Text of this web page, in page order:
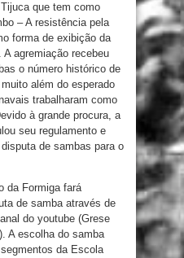
que tem como
– A resistência pela
forma de exibição da
agremiação recebeu
o número histórico de
além do esperado
trabalharam como
à grande procura, a
seu regulamento e
de sambas para o
da Formiga fará
de samba através de
do youtube (Grese
A escolha do samba
da Escola